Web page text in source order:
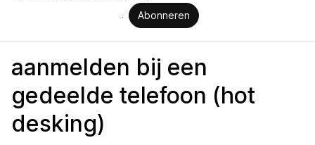
Abonneren
aanmelden bij een
gedeelde telefoon (hot
desking)